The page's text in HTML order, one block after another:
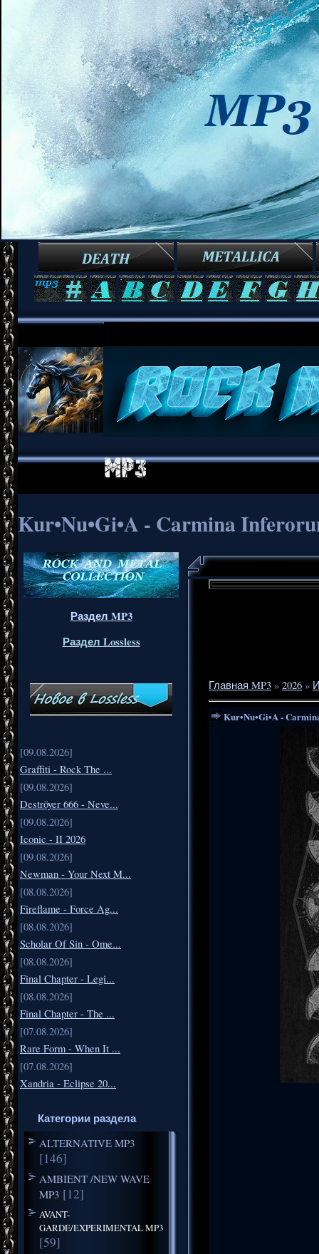
Kur•Nu•Gi•A - Carmina
Раздел MP3
Раздел Lossless
[09.08.2026]
Graffiti - Rock The ...
[09.08.2026]
Deströyer 666 - Neve...
[09.08.2026]
Iconic - II 2026
[09.08.2026]
Newman - Your Next M...
[08.08.2026]
Fireflame - Force Ag...
[08.08.2026]
Scholar Of Sin - Ome...
[08.08.2026]
Final Chapter - Legi...
[08.08.2026]
Final Chapter - The ...
[07.08.2026]
Rare Form - When It ...
[07.08.2026]
Xandria - Eclipse 20...
Категории раздела
ALTERNATIVE MP3
[146]
AMBIENT /NEW WAVE
MP3 [12]
AVANT-
GARDE/EXPERIMENTAL MP3
[59]
Главная MP3 » 2026 »
Kur•Nu•Gi•A -